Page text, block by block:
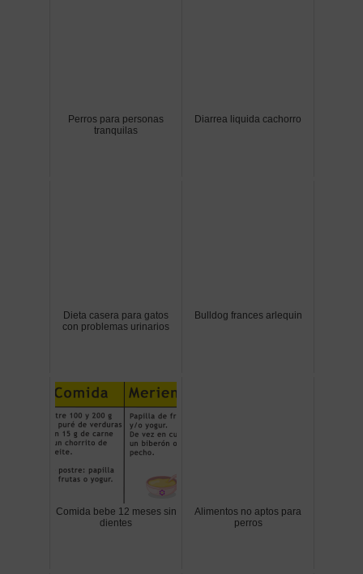
Perros para personas
tranquilas
Diarrea liquida cachorro
Dieta casera para gatos
con problemas urinarios
Bulldog frances arlequin
Comida bebe 12 meses sin
dientes
Alimentos no aptos para
perros